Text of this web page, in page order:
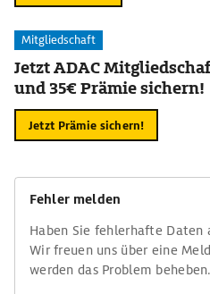
Mitgliedschaft
Jetzt ADAC
und 35€ Prämie sichern!
Jetzt Prämie sichern!
Fehler melden
Haben Sie fehlerhafte
Wir freuen uns über eine
werden das Problem beheben.